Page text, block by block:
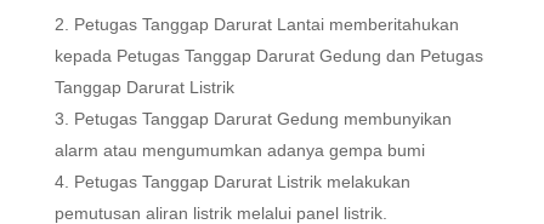
Petugas Tanggap Darurat Lantai memberitahukan
kepada Petugas Tanggap Darurat Gedung dan Petugas
Tanggap Darurat Listrik
Petugas Tanggap Darurat Gedung membunyikan
alarm atau mengumumkan adanya gempa bumi
Petugas Tanggap Darurat Listrik melakukan
pemutusan aliran listrik melalui panel listrik.